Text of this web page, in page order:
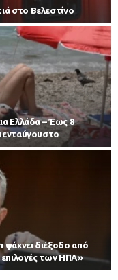
στο Βελεστίνο
Ελλάδα – Έως 8
διέξοδο από
επιλογές των ΗΠΑ»